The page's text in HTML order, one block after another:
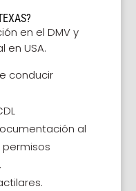
en el DMV y
en USA.
conducir
al